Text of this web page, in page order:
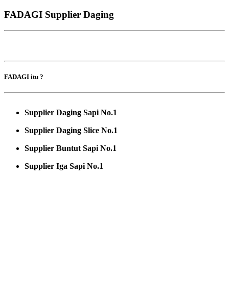
FADAGI Supplier Daging
FADAGI itu ?
Supplier Daging Sapi No.1
Supplier Daging Slice No.1
Supplier Buntut Sapi No.1
Supplier Iga Sapi No.1